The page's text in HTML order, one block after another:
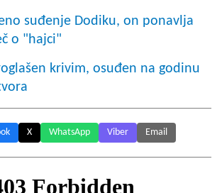
suđenje Dodiku, on ponavlja
o "hajci"
krivim, osuđen na godinu
X WhatsApp Viber Email